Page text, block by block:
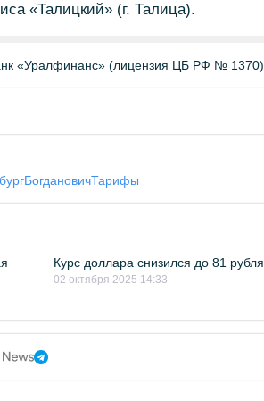
«Талицкий» (г. Талица).
«Уралфинанс» (лицензия ЦБ РФ № 1370)
БогдановичТарифы
Курс доллара снизился до 81 рубля
02 октября 2025 14:33